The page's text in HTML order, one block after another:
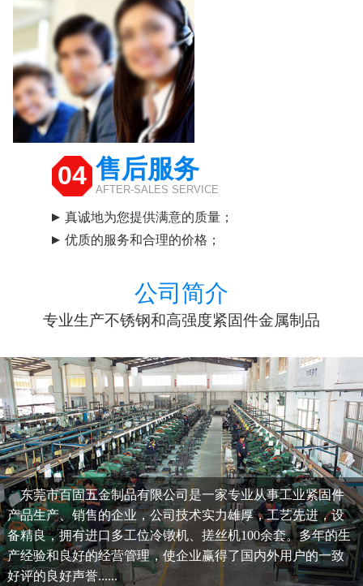
04 售后服务
AFTER-SALES SERVICE
真诚地为您提供满意的质量；
优质的服务和合理的价格；
公司简介
专业生产不锈钢和高强度紧固件金属制品
东莞市百固五金制品有限公司是一家专业从事工业紧固件
产品生产、销售的企业，公司技术实力雄厚，工艺先进，设
备精良，拥有进口多工位冷镦机、搓丝机100余套。多年的生
产经验和良好的经营管理，使企业赢得了国内外用户的一致
好评的良好声誉......